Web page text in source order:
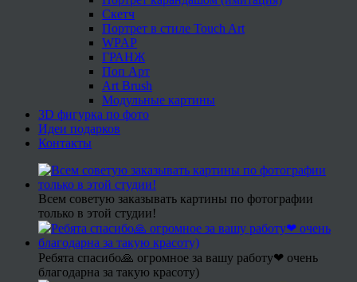
Скетч
Портрет в стиле Touch Art
WPAP
ГРАНЖ
Поп Арт
Art Brush
Модульные картины
3D фигурка по фото
Идеи подарков
Контакты
Всем советую заказывать картины по фотографии
только в этой студии!
Ребята спасибо🙏 огромное за вашу работу❤ очень
благодарна за такую красоту)